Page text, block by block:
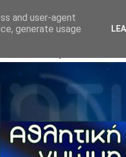
and user-agent
generate usage